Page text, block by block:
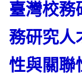
臺灣校務
務研究人
性與關聯